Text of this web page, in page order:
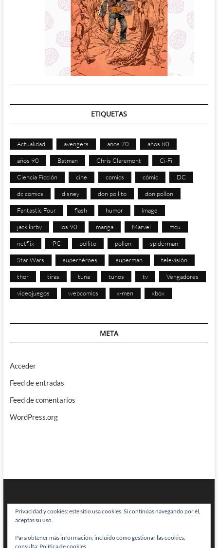
ETIQUETAS
Actualidad avengers años 70 años 80
años 90 Batman Chris Claremont Ci-Fi
Ciencia Ficción cine comics cómic DC
dc comics disney don pollito don pollon
Fantastic Four flash humor image
jack kirby los 90 manga Marvel mcu
netflix PC pollito pollon spiderman
Star Wars superhéroes superman televisión
thor tiras tuna tunos tv Vengadores
videojuegos webcomics x-men xbox
META
Acceder
Feed de entradas
Feed de comentarios
WordPress.org
BRAINSTOMPING| Diseñado por:Theme Freesia|WordPress| © Todos
Privacidad y cookies: este sitio usa cookies. Si continúas navegando por él,
aceptas su uso.
Para obtener más información, incluido cómo gestionar las cookies,
consulta: Política de cookies